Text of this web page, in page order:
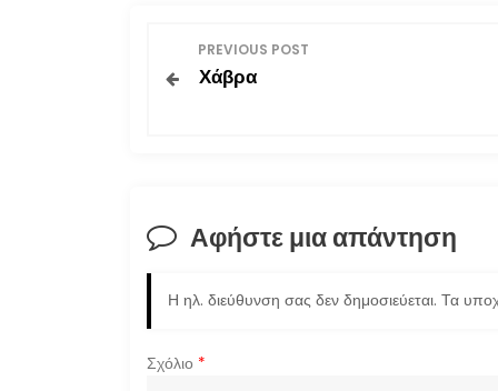
γ
σ
PREVIOUS POST
Χάβρα
Αφήστε μια απάντηση
Η ηλ. διεύθυνση σας δεν δημοσιεύεται. Τα
Σχόλιο *